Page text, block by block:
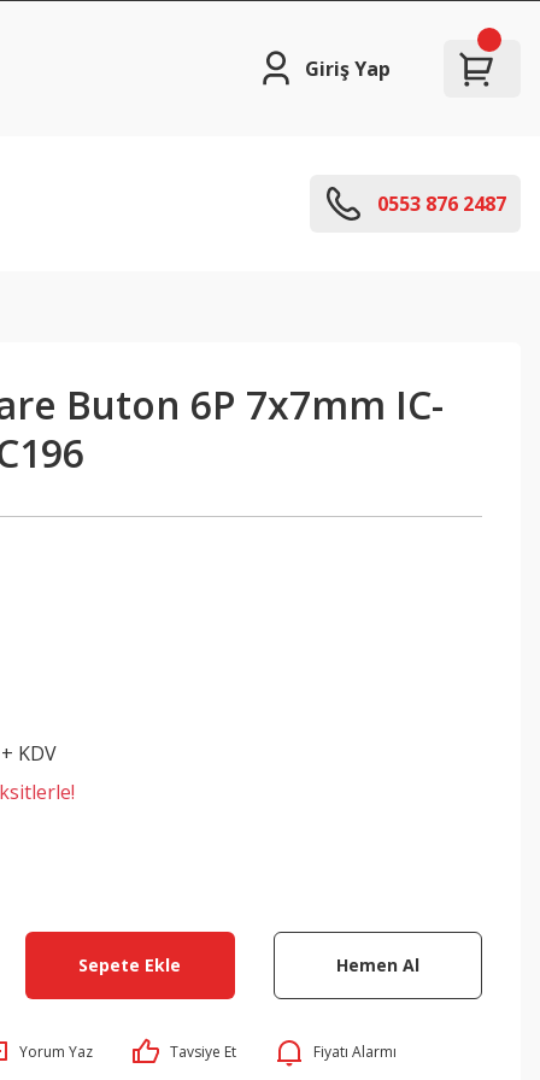
Giriş Yap
0553 876 2487
Buton 6P 7x7mm IC-
KDV
Sepete Ekle Hemen Al
Yorum Yaz Tavsiye Et Fiyatı Alarmı